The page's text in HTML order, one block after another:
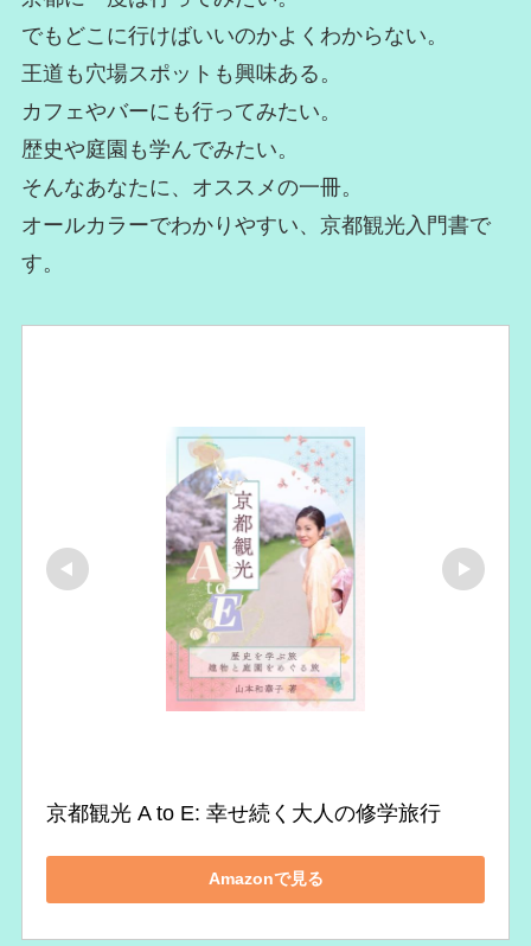
でもどこに行けばいいのかよくわからない。
王道も穴場スポットも興味ある。
カフェやバーにも行ってみたい。
歴史や庭園も学んでみたい。
そんなあなたに、オススメの一冊。
オールカラーでわかりやすい、京都観光入門書で
す。
京都観光 A to E: 幸せ続く大人の修学旅行
Amazonで見る